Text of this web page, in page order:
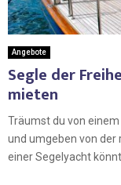
Angebote
Segle der
mieten
Träumst du von
und umgeben von der
einer Segelyacht